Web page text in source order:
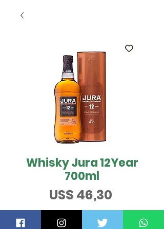
Whisky Jura 12Year
700ml
US$ 46,30
ESGOTADO